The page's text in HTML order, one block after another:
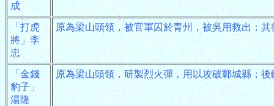
成
「打虎
將」李
忠
原為梁山頭領，被官軍囚於青州，被吳用救出；
「金錢
豹子」
湯隆
原為梁山頭領，研製烈火彈，用以攻破鄆城縣；